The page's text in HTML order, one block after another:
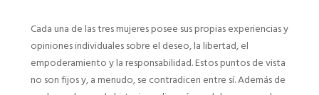
Cada una de las tres mujeres posee sus propias experiencias y
opiniones individuales sobre el deseo, la libertad, el
empoderamiento y la responsabilidad. Estos puntos de vista
no son fijos y, a menudo, se contradicen entre sí. Además de